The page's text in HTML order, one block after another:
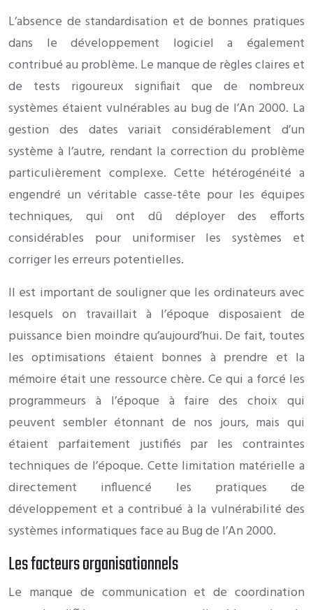
L’absence de standardisation et de bonnes pratiques
dans le développement logiciel a également
contribué au problème. Le manque de règles claires et
de tests rigoureux signifiait que de nombreux
systèmes étaient vulnérables au bug de l’An 2000. La
gestion des dates variait considérablement d’un
système à l’autre, rendant la correction du problème
particulièrement complexe. Cette hétérogénéité a
engendré un véritable casse-tête pour les équipes
techniques, qui ont dû déployer des efforts
considérables pour uniformiser les systèmes et
corriger les erreurs potentielles.
Il est important de souligner que les ordinateurs avec
lesquels on travaillait à l’époque disposaient de
puissance bien moindre qu’aujourd’hui. De fait, toutes
les optimisations étaient bonnes à prendre et la
mémoire était une ressource chère. Ce qui a forcé les
programmeurs à l’époque à faire des choix qui
peuvent sembler étonnant de nos jours, mais qui
étaient parfaitement justifiés par les contraintes
techniques de l’époque. Cette limitation matérielle a
directement influencé les pratiques de
développement et a contribué à la vulnérabilité des
systèmes informatiques face au Bug de l’An 2000.
Les facteurs organisationnels
Le manque de communication et de coordination